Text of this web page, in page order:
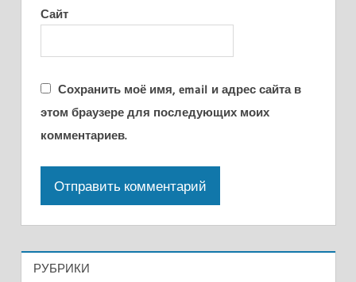
Сайт
Сохранить моё имя, email и адрес сайта в
этом браузере для последующих моих
комментариев.
РУБРИКИ